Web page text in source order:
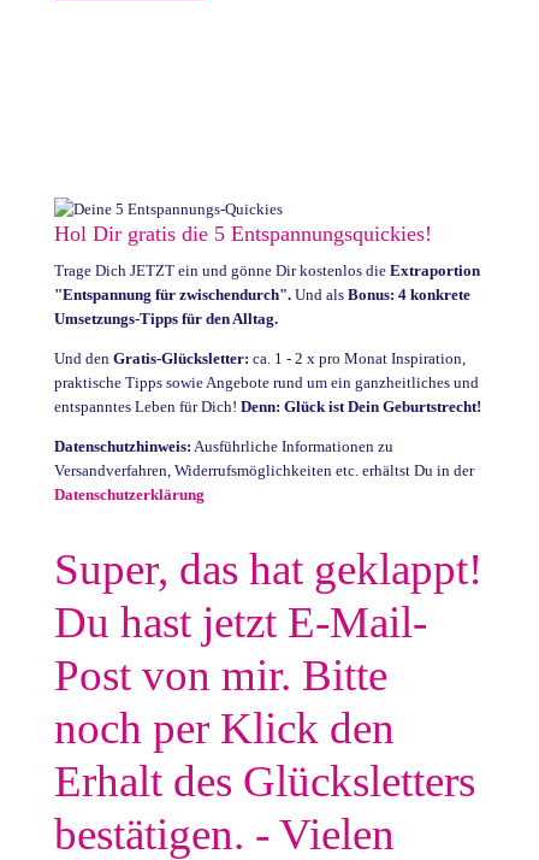
Hol Dir gratis die 5 Entspannungsquickies!
Trage Dich JETZT ein und gönne Dir kostenlos die Extraportion
"Entspannung für zwischendurch".Und als Bonus: 4 konkrete
Umsetzungs-Tipps für den Alltag.
Und den Gratis-Glücksletter: ca. 1 - 2 x pro Monat Inspiration,
praktische Tipps sowie Angebote rund um ein ganzheitliches und
entspanntes Leben für Dich! Denn: Glück ist Dein Geburtstrecht!
Datenschutzhinweis: Ausführliche Informationen zu
Versandverfahren, Widerrufsmöglichkeiten etc. erhältst Du in der
Datenschutzerklärung
Super, das hat geklappt!
Du hast jetzt E-Mail-
Post von mir. Bitte
noch per Klick den
Erhalt des Glücksletters
bestätigen. - Vielen